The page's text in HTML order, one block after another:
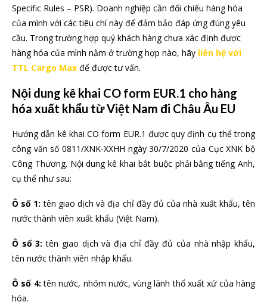
Specific Rules – PSR). Doanh nghiệp cần đối chiếu hàng hóa
của mình với các tiêu chí này để đảm bảo đáp ứng đúng yêu
cầu. Trong trường hợp quý khách hàng chưa xác định được
hàng hóa của mình nằm ở trường hợp nào, hãy liên hệ với
TTL Cargo Max để được tư vấn.
Nội dung kê khai CO form EUR.1 cho hàng
hóa xuất khẩu từ Việt Nam đi Châu Âu EU
Hướng dẫn kê khai CO form EUR.1 được quy định cụ thể trong
công văn số 0811/XNK-XXHH ngày 30/7/2020 của Cục XNK bộ
Công Thương. Nội dung kê khai bắt buộc phải bằng tiếng Anh,
cụ thể như sau:
Ô số 1: tên giao dịch và địa chỉ đầy đủ của nhà xuất khẩu, tên
nước thành viên xuất khẩu (Việt Nam).
Ô số 3: tên giao dịch và địa chỉ đầy đủ của nhà nhập khẩu,
tên nước thành viên nhập khẩu.
Ô số 4: tên nước, nhóm nước, vùng lãnh thổ xuất xứ của hàng
hóa.